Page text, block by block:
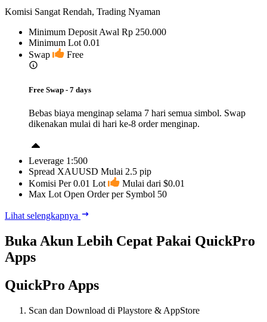
Komisi Sangat Rendah, Trading Nyaman
Minimum Deposit Awal Rp 250.000
Minimum Lot 0.01
Swap
Free
Free Swap - 7 days
Bebas biaya menginap selama 7 hari semua simbol. Swap
dikenakan mulai di hari ke-8 order menginap.
Leverage 1:500
Spread XAUUSD Mulai 2.5 pip
Komisi Per 0.01 Lot
Mulai dari $0.01
Max Lot Open Order per Symbol 50
Lihat selengkapnya
Buka Akun Lebih Cepat Pakai QuickPro
Apps
QuickPro Apps
Scan dan Download di Playstore & AppStore